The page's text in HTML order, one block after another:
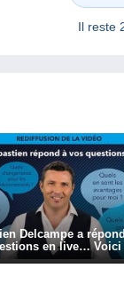
Il reste
Delcampe a
en live… Voici
rediffusion !